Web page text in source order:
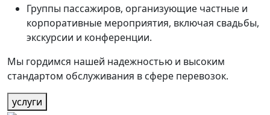
Группы пассажиров, организующие частные и
корпоративные мероприятия, включая свадьбы,
экскурсии и конференции.
Мы гордимся нашей надежностью и высоким
стандартом обслуживания в сфере перевозок.
услуги